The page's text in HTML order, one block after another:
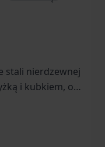
stali nierdzewnej
i kubkiem, o